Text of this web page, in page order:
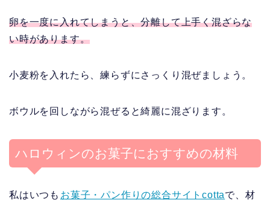
卵を一度に入れてしまうと、分離して上手く混ざらな
い時があります。
小麦粉を入れたら、練らずにさっくり混ぜましょう。
ボウルを回しながら混ぜると綺麗に混ざります。
ハロウィンのお菓子におすすめの材料
私はいつも お菓子・パン作りの総合サイトcottaで、材